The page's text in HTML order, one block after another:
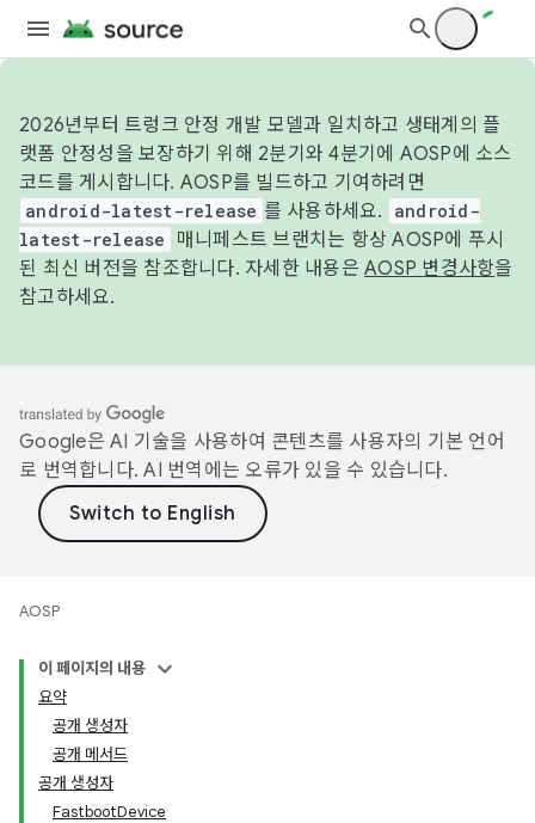
2026년부터 트렁크 안정 개발 모델과 일치하고 생태계의 플
랫폼 안정성을 보장하기 위해 2분기와 4분기에 AOSP에 소스
코드를 게시합니다. AOSP를 빌드하고 기여하려면
android-latest-release 를 사용하세요.
android-
latest-release
매니페스트 브랜치는 항상 AOSP에 푸시
된 최신 버전을 참조합니다. 자세한 내용은 AOSP 변경사항을
참고하세요.
Google은 AI 기술을 사용하여 콘텐츠를 사용자의 기본 언어
로 번역합니다. AI 번역에는 오류가 있을 수 있습니다.
AOSP
이 페이지의 내용
요약
공개 생성자
공개 메서드
공개 생성자
FastbootDevice